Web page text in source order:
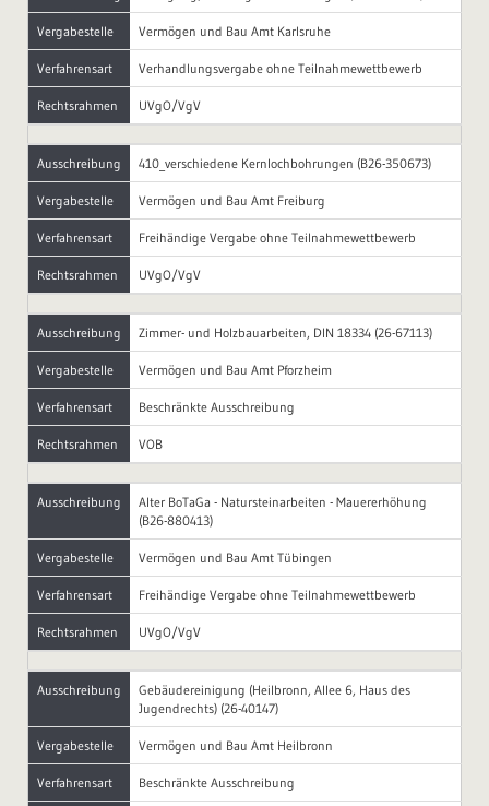
Vergabestelle Vermögen und Bau Amt Karlsruhe
Verfahrensart Verhandlungsvergabe ohne Teilnahmewettbewerb
Rechtsrahmen UVgO/VgV
Ausschreibung 410_verschiedene Kernlochbohrungen (B26-350673)
Vergabestelle Vermögen und Bau Amt Freiburg
Verfahrensart Freihändige Vergabe ohne Teilnahmewettbewerb
Rechtsrahmen UVgO/VgV
Ausschreibung Zimmer- und Holzbauarbeiten, DIN 18334 (26-67113)
Vergabestelle Vermögen und Bau Amt Pforzheim
Verfahrensart Beschränkte Ausschreibung
Rechtsrahmen VOB
Ausschreibung
Alter BoTaGa - Natursteinarbeiten - Mauererhöhung
(B26-880413)
Vergabestelle Vermögen und Bau Amt Tübingen
Verfahrensart Freihändige Vergabe ohne Teilnahmewettbewerb
Rechtsrahmen UVgO/VgV
Ausschreibung
Gebäudereinigung (Heilbronn, Allee 6, Haus des
Jugendrechts) (26-40147)
Vergabestelle Vermögen und Bau Amt Heilbronn
Verfahrensart Beschränkte Ausschreibung